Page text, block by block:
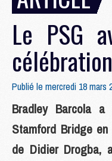
Le PSG
Publié le mercredi 18 mars
Bradley Barcola
Stamford Bridge
de Didier Drogba,